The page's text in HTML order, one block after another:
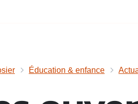
Éducation & enfance